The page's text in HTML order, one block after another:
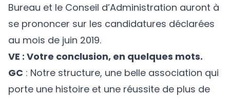
Bureau et le Conseil d’Administration auront à
se prononcer sur les candidatures déclarées
au mois de juin 2019.
VE : Votre conclusion, en quelques mots.
GC : Notre structure, une belle association qui
porte une histoire et une réussite de plus de